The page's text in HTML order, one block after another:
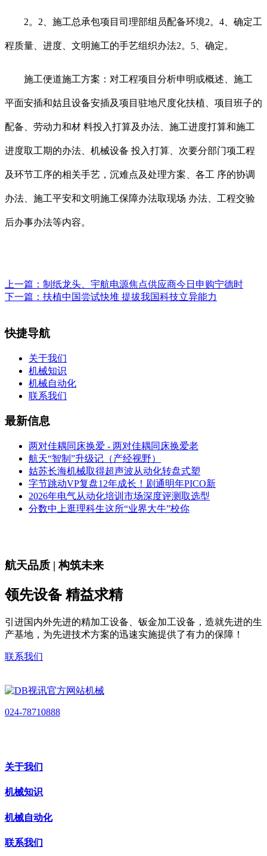
2。2、施工总承包项目司理部组员配备环境2。4、确定工
程质量、进度、文明施工的手艺组织办法2。5、确定。
施工便道施工方案：对工程项目分析申明或概述、施工
平面安插和姑且设备安插及项目驻地尺度化扶植、项目班子的
配备、劳动力和材 料投入打算及办法、施工进度打算和施工
进度取工期的办法、机械设备 投入打算、次要分部门项工程
及环节工序的相关手艺，沉难点及处理方案、各工 序的协调
办法、施工平安和文明施工保障办法取现场 办法、工程交验
后办事办法等内容。
上一篇： 制纸龙头、宇航电源焦点供应商今日申购宁德时
下一篇： 扶植中国尝试快堆 提拔我国科技立异能力
快捷导航
关于我们
机械知识
机械自动化
联系我们
最新信息
两对佳耦同床换爱 - 两对佳耦同床换爱老
航天“智制”升级记（产经视野）
姑苏长海机械取得超声波从动化转盘式塑
字节跳动VP复盘12年成长！剧通明年PICO新
2026年电气从动化培训市场深度评测取选型
分数中上逛理科生这所“业界大牛”校你
航天品质 | 构筑未来
领先设备 精益求精
引进国内外先进的精加工设备、钣金加工设备，造就先进的生
产基地，为先进技术方案的迅速实施提供了有力的保障！
联系我们
024-78710888
关于我们
机械知识
机械自动化
联系我们